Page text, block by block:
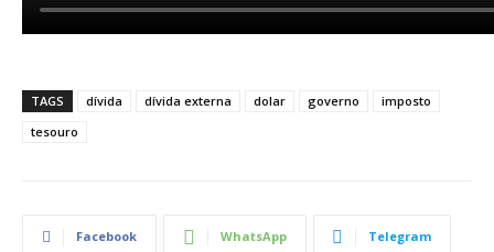
TAGS dívida dívida externa dolar governo
imposto
tesouro
Facebook WhatsApp Telegram